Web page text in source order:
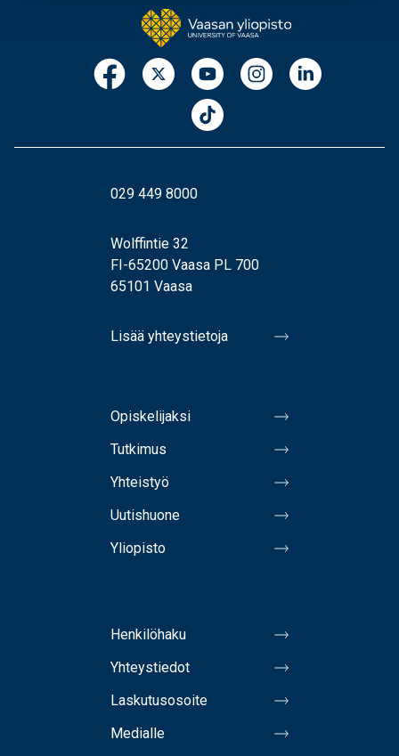
029 449 8000
Wolffintie 32
FI-65200 Vaasa PL 700
65101 Vaasa
Lisää yhteystietoja
Opiskelijaksi
Tutkimus
Yhteistyö
Uutishuone
Yliopisto
Henkilöhaku
Yhteystiedot
Laskutusosoite
Medialle